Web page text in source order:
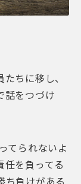
ちに移し、
話をつづけ
てられないよ
任を負ってる
ち負けがある